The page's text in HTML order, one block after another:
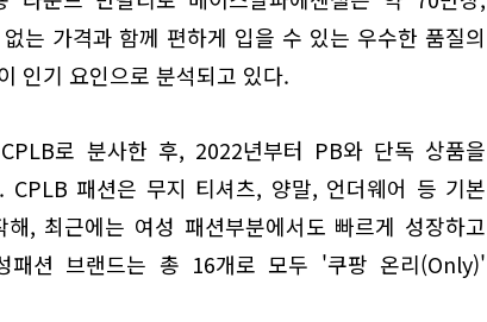
는 가격과 함께 편하게 입을 수 있는 우수한 품질의
인기 요인으로 분석되고 있다.
로 분사한 후, 2022년부터 PB와 단독 상품을
CPLB 패션은 무지 티셔츠, 양말, 언더웨어 등 기본
, 최근에는 여성 패션부분에서도 빠르게 성장하고
션 브랜드는 총 16개로 모두 '쿠팡 온리(Only)'